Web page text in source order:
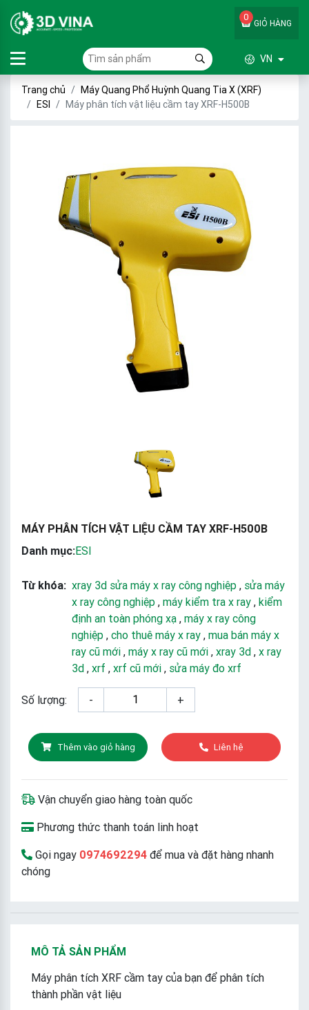
GIỎ HÀNG
0
VN
Trang chủ
Máy Quang Phổ Huỳnh Quang Tia X (XRF)
ESI
Máy phân tích vật liệu cầm tay XRF-H500B
MÁY PHÂN TÍCH VẬT LIỆU CẦM TAY XRF-H500B
Danh mục:ESI
Từ khóa: xray 3d sửa máy x ray công nghiệp , sửa máy
x ray công nghiệp , máy kiểm tra x ray , kiểm
định an toàn phóng xạ , máy x ray công
nghiệp , cho thuê máy x ray , mua bán máy x
ray cũ mới , máy x ray cũ mới , xray 3d , x ray
3d , xrf , xrf cũ mới , sửa máy đo xrf
Số lượng: - +
Thêm vào giỏ hàng Liên hệ
Vận chuyển giao hàng toàn quốc
Phương thức thanh toán linh hoạt
Gọi ngay 0974692294 để mua và đặt hàng nhanh
chóng
MÔ TẢ SẢN PHẨM
Máy phân tích XRF cầm tay của bạn để phân tích
thành phần vật liệu